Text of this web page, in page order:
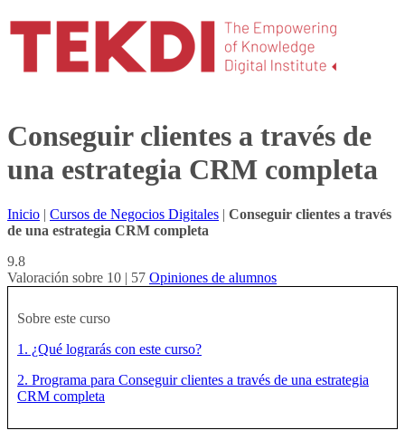
Conseguir clientes a través de
una estrategia CRM completa
Inicio | Cursos de Negocios Digitales | Conseguir clientes a través
de una estrategia CRM completa
9.8
Valoración sobre 10 | 57 Opiniones de alumnos
Sobre este curso
1. ¿Qué lograrás con este curso?
2. Programa para Conseguir clientes a través de una estrategia
CRM completa